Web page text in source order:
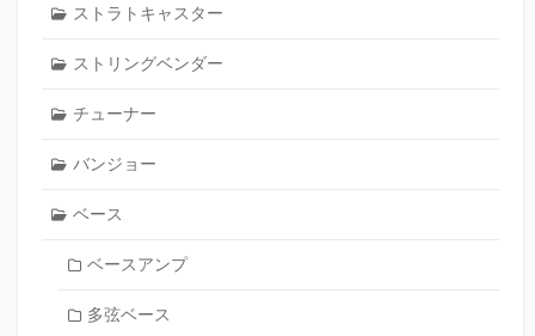
ストラトキャスター
ストリングベンダー
チューナー
バンジョー
ベース
ベースアンプ
多弦ベース